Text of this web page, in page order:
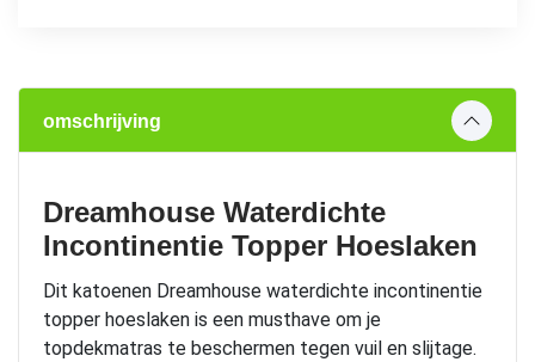
omschrijving
Dreamhouse Waterdichte
Incontinentie Topper Hoeslaken
Dit katoenen Dreamhouse waterdichte incontinentie
topper hoeslaken is een musthave om je
topdekmatras te beschermen tegen vuil en slijtage.